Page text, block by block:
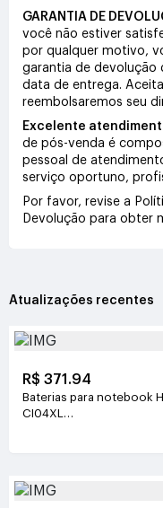
GARANTIA DE
você não estiver
por qualquer motivo,
garantia de devolução
data de entrega.
reembolsaremos seu
Excelente
de pós-venda é
pessoal de
serviço oportuno,
Por favor, revise a
Devolução para obter
Atualizações recentes
R$ 371.94
Baterias para notebook
CI04XL